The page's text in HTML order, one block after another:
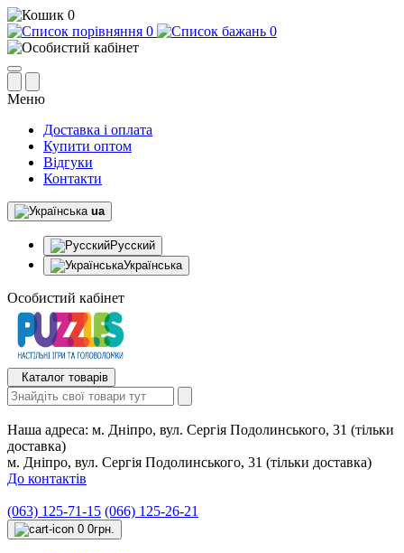
0
0
0
Меню
Доставка і оплата
Купити оптом
Відгуки
Контакти
ua
Русский
Українська
Особистий кабінет
Каталог товарів
Наша адреса: м. Дніпро, вул. Сергія Подолинського, 31 (тільки
доставка)
м. Дніпро, вул. Сергія Подолинського, 31 (тільки доставка)
До контактів
(063) 125-71-15 (066) 125-26-21
0 0грн.